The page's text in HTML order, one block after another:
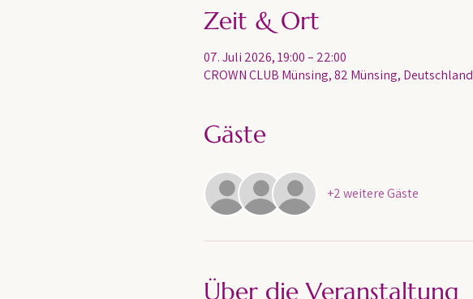
Zeit & Ort
07. Juli 2026, 19:00 – 22:00
CROWN CLUB Münsing, 82 Münsing, Deutschland
Gäste
+2 weitere Gäste
Über die Veranstaltung